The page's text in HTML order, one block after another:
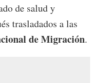
de salud y
trasladados a las
de Migración.